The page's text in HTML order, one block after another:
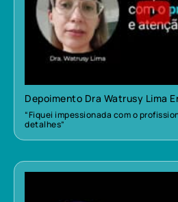
Depoimento Dra Watrusy Lima
“Fiquei impessionada com o
detalhes”